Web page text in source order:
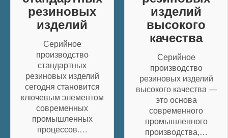
резиновых
изделий
Серийное
производство
стандартных
резиновых изделий
сегодня становится
ключевым элементом
современных
промышленных
процессов.…
изделий
высокого
качества
Серийное
производство
резиновых изделий
высокого качества —
это основа
современного
промышленного
производства,…